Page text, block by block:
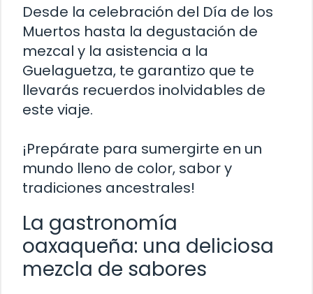
Desde la celebración del Día de los
Muertos hasta la degustación de
mezcal y la asistencia a la
Guelaguetza, te garantizo que te
llevarás recuerdos inolvidables de
este viaje.
¡Prepárate para sumergirte en un
mundo lleno de color, sabor y
tradiciones ancestrales!
La gastronomía
oaxaqueña: una deliciosa
mezcla de sabores